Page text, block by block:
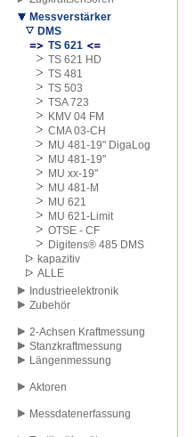
Messverstärker
DMS
TS 621
TS 621 HD
TS 481
TS 503
TSA 723
KMV 04 FM
CMA 03-CH
MU 481-19" DigaLog
MU 481-19"
MU xx-19"
MU 481-M
MU 621
MU 621-Limit
OTSE - CF
Digitens® 485 DMS
kapazitiv
ALLE
Industrieelektronik
Zubehör
2-Achsen Kraftmessung
Stanzkraftmessung
Längenmessung
Aktoren
Messdatenerfassung